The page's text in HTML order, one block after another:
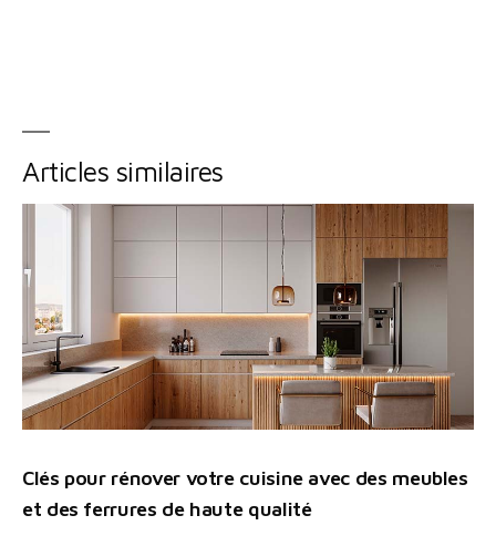
Articles similaires
Clés pour rénover votre cuisine avec des meubles
et des ferrures de haute qualité